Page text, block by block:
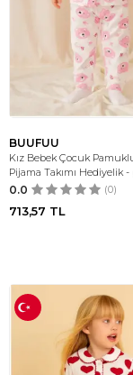
BUUFUU
Kız Bebek Çocuk
Pijama Takımı Hediyelik -
0.0 (0)
713,57 TL